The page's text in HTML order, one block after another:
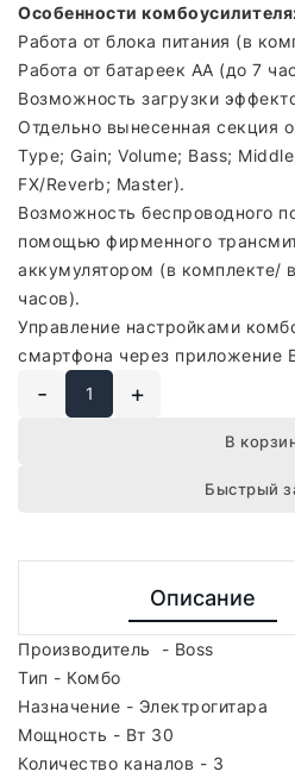
Особенности
Работа от блока питания (в
Работа от батареек АА (до 7
Возможность загрузки
Отдельно вынесенная секция
Type; Gain; Volume; Bass;
FX/Reverb; Master).
Возможность беспроводного
помощью фирменного
аккумулятором (в комплекте/
часов).
Управление настройками
смартфона через приложение
- +
В
Быстрый
Описание
Производитель - Boss
Тип - Комбо
Назначение - Электрогитара
Мощность - Вт 30
Количество каналов - 3